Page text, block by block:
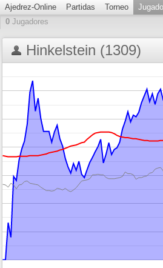
Ajedrez-Online Partidas Torneo
0 Jugadores
Hinkelstein (1309)